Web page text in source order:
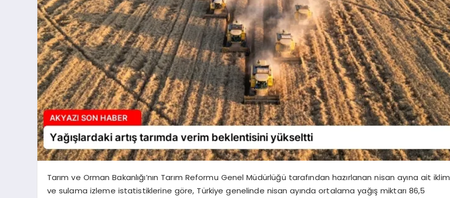
Tarım ve Orman Bakanlığı’nın Tarım Reformu Genel Müdürlüğü tarafından hazırlanan nisan ayına ait iklim
ve sulama izleme istatistiklerine göre, Türkiye genelinde nisan ayında ortalama yağış miktarı 86,5